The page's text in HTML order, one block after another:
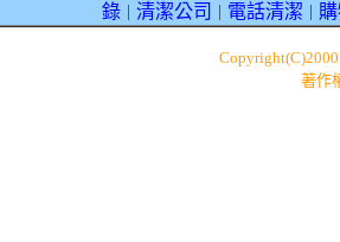
錄｜ 清潔公司 電話清潔
著作